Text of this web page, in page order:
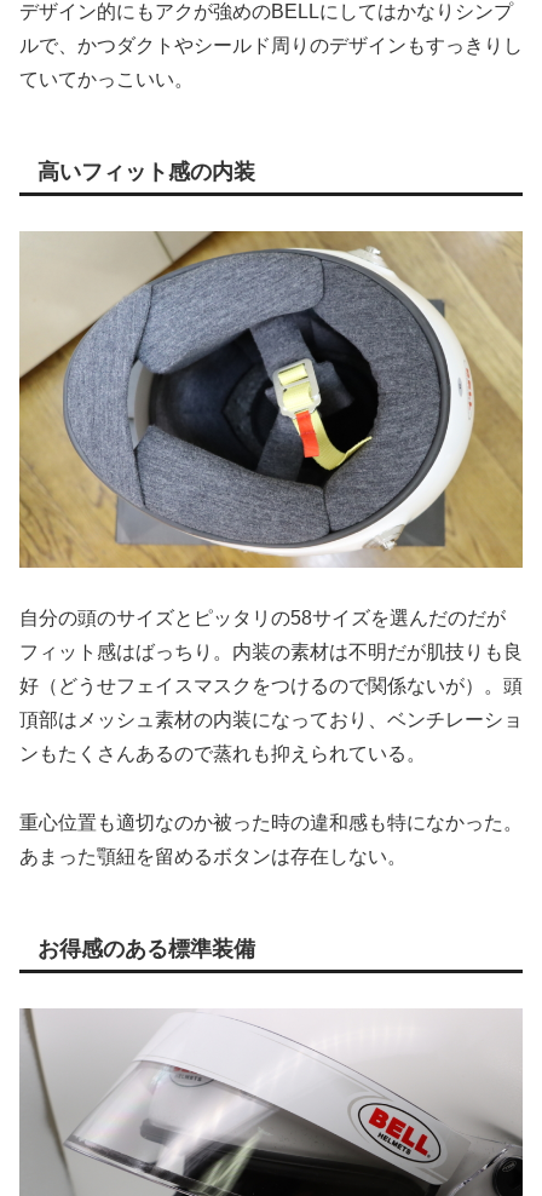
デザイン的にもアクが強めのBELLにしてはかなりシンプ
ルで、かつダクトやシールド周りのデザインもすっきりし
ていてかっこいい。
高いフィット感の内装
自分の頭のサイズとピッタリの58サイズを選んだのだが
フィット感はばっちり。内装の素材は不明だが肌技りも良
好（どうせフェイスマスクをつけるので関係ないが）。頭
頂部はメッシュ素材の内装になっており、ベンチレーショ
ンもたくさんあるので蒸れも抑えられている。
重心位置も適切なのか被った時の違和感も特になかった。
あまった顎紐を留めるボタンは存在しない。
お得感のある標準装備